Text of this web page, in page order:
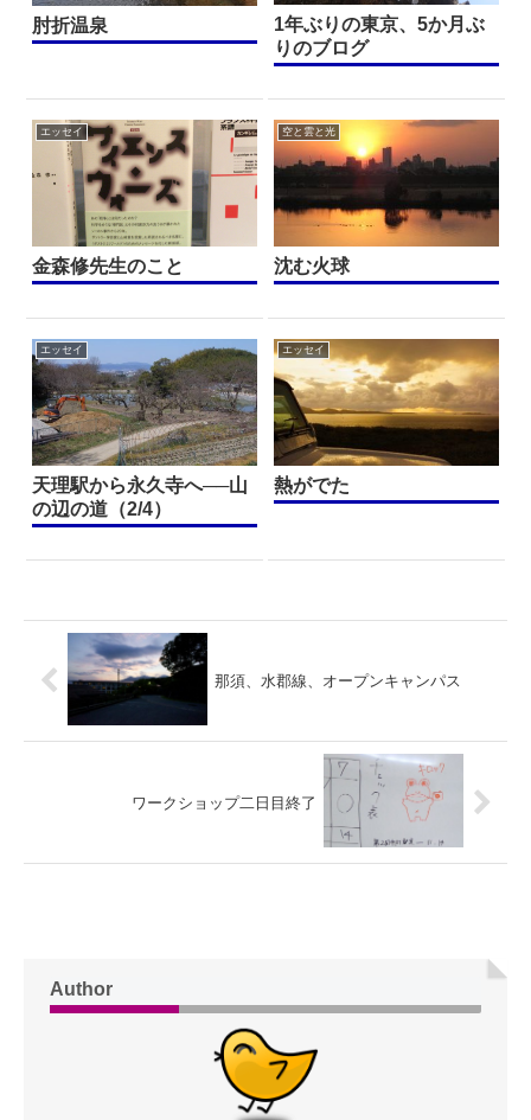
肘折温泉
1年ぶりの東京、5か月ぶ
りのブログ
エッセイ
金森修先生のこと
空と雲と光
沈む火球
エッセイ
天理駅から永久寺へ──山
の辺の道（2/4）
エッセイ
熱がでた
那須、水郡線、オープンキャンパス
ワークショップ二日目終了
Author